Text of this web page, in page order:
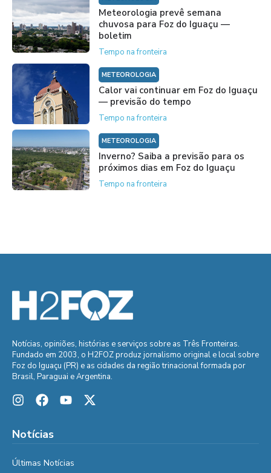
Meteorologia prevê semana
chuvosa para Foz do Iguaçu —
boletim
Tempo na fronteira
METEOROLOGIA
Calor vai continuar em Foz do Iguaçu
— previsão do tempo
Tempo na fronteira
METEOROLOGIA
Inverno? Saiba a previsão para os
próximos dias em Foz do Iguaçu
Tempo na fronteira
Notícias, opiniões, histórias e serviços sobre as Três Fronteiras.
Fundado em 2003, o H2FOZ produz jornalismo original e local sobre
Foz do Iguaçu (PR) e as cidades da região trinacional formada por
Brasil, Paraguai e Argentina.
Notícias
Últimas Notícias